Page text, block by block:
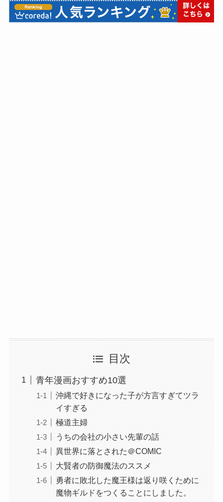
目次
青年漫画おすすめ10選
沖縄で好きになった子が方言すぎてツラ
イすぎる
極道主婦
うちの会社の小さい先輩の話
異世界に落とされた＠COMIC
大賢者の防御魔法のススメ
勇者に敗北した魔王様は返り咲くために
魔物ギルドをつくることにしました。